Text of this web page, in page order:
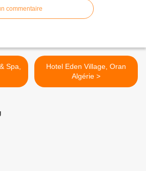
commentaire
Hotel Eden Village, Oran
Algérie >